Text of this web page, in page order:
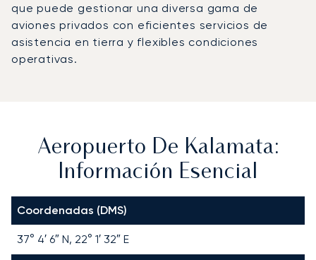
que puede gestionar una diversa gama de
aviones privados con eficientes servicios de
asistencia en tierra y flexibles condiciones
operativas.
Aeropuerto De Kalamata:
Información Esencial
Coordenadas (DMS)
37° 4′ 6″ N, 22° 1′ 32″ E